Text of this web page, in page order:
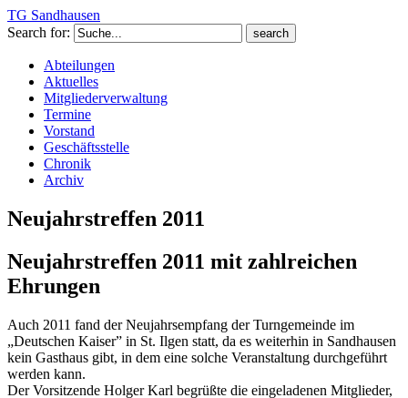
TG Sandhausen
Search for:
Abteilungen
Aktuelles
Mitgliederverwaltung
Termine
Vorstand
Geschäftsstelle
Chronik
Archiv
Neujahrstreffen 2011
Neujahrstreffen 2011 mit zahlreichen
Ehrungen
Auch 2011 fand der Neujahrsempfang der Turngemeinde im
„Deutschen Kaiser” in St. Ilgen statt, da es weiterhin in Sandhausen
kein Gasthaus gibt, in dem eine solche Veranstaltung durchgeführt
werden kann.
Der Vorsitzende Holger Karl begrüßte die eingeladenen Mitglieder,